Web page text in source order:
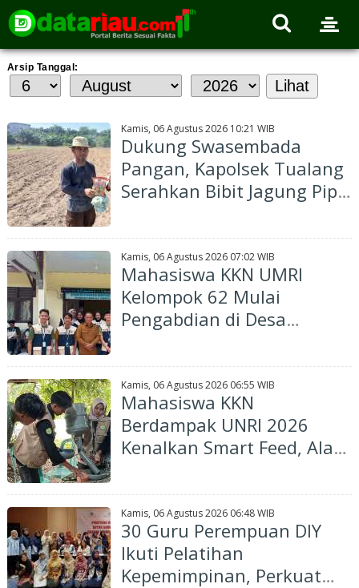
Arsip Tanggal:
Kamis, 06 Agustus 2026 10:21 WIB
Dukung Swasembada
Pangan, Kapolsek Tualang
Serahkan Bibit Jagung Pipil
Huroiroh
Kamis, 06 Agustus 2026 07:02 WIB
Mahasiswa KKN UMRI
Kelompok 62 Mulai
Pengabdian di Desa
"Bunsur Berseri Alam
Lestari"
Kamis, 06 Agustus 2026 06:55 WIB
Mahasiswa KKN
Berdampak UNRI 2026
Kenalkan Smart Feed, Alat
Otomatis Berbasis IoT di
Desa Tanjung
Kamis, 06 Agustus 2026 06:48 WIB
30 Guru Perempuan DIY
Ikuti Pelatihan
Kepemimpinan, Perkuat